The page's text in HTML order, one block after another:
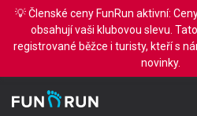
💡 Členské ceny FunRun aktivní:
obsahují vaši klubovou slevu.
registrované běžce i turisty, kteří s
novinky.